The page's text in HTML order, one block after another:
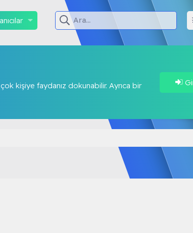
kişiye faydanız dokunabilir. Ayrıca bir